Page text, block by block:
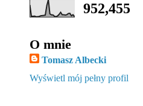
952,455
O mnie
Tomasz Albecki
Wyświetl mój pełny profil